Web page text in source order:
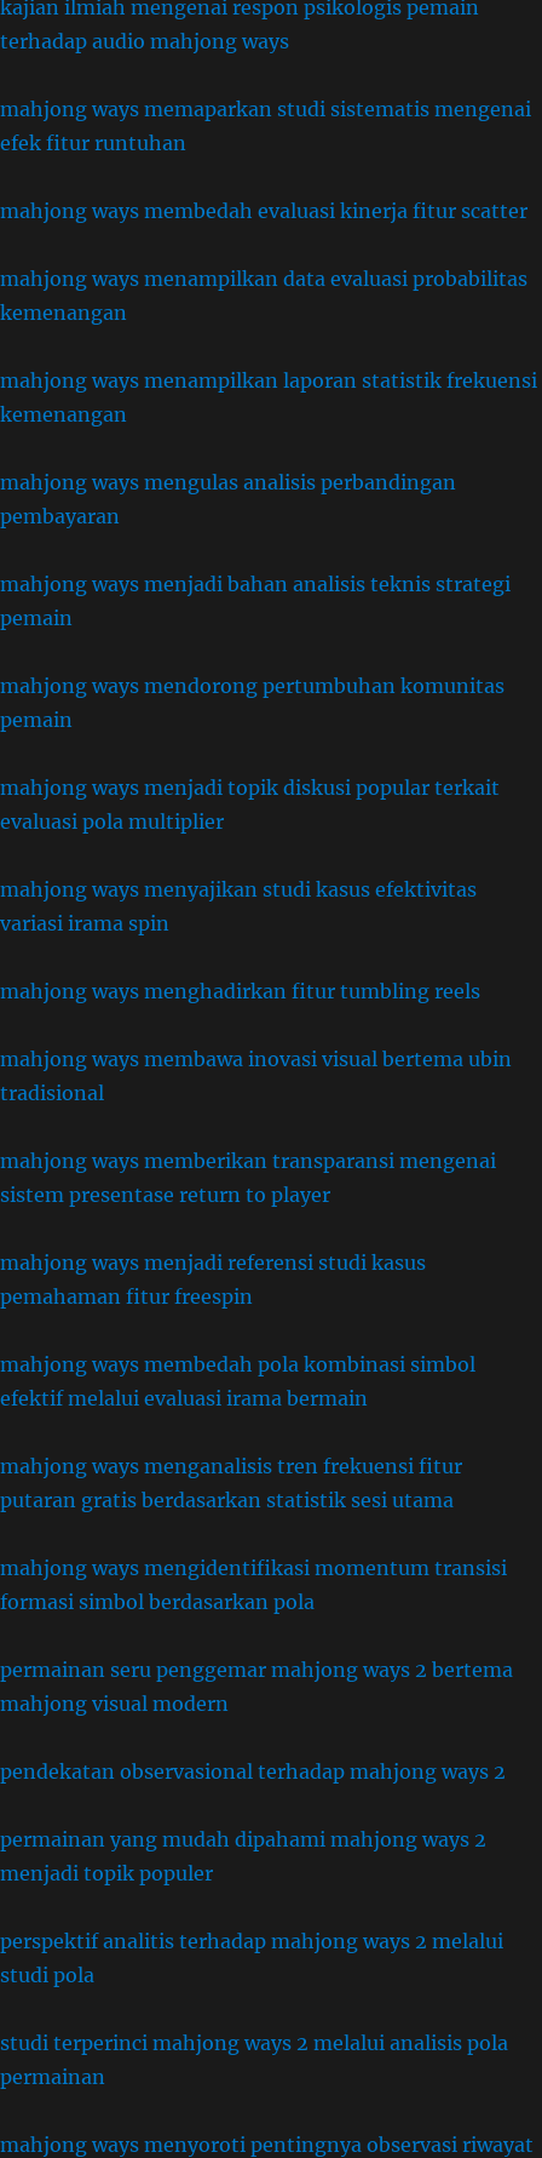
kajian ilmiah mengenai respon psikologis pemain
terhadap audio mahjong ways
mahjong ways memaparkan studi sistematis mengenai
efek fitur runtuhan
mahjong ways membedah evaluasi kinerja fitur scatter
mahjong ways menampilkan data evaluasi probabilitas
kemenangan
mahjong ways menampilkan laporan statistik frekuensi
kemenangan
mahjong ways mengulas analisis perbandingan
pembayaran
mahjong ways menjadi bahan analisis teknis strategi
pemain
mahjong ways mendorong pertumbuhan komunitas
pemain
mahjong ways menjadi topik diskusi popular terkait
evaluasi pola multiplier
mahjong ways menyajikan studi kasus efektivitas
variasi irama spin
mahjong ways menghadirkan fitur tumbling reels
mahjong ways membawa inovasi visual bertema ubin
tradisional
mahjong ways memberikan transparansi mengenai
sistem presentase return to player
mahjong ways menjadi referensi studi kasus
pemahaman fitur freespin
mahjong ways membedah pola kombinasi simbol
efektif melalui evaluasi irama bermain
mahjong ways menganalisis tren frekuensi fitur
putaran gratis berdasarkan statistik sesi utama
mahjong ways mengidentifikasi momentum transisi
formasi simbol berdasarkan pola
permainan seru penggemar mahjong ways 2 bertema
mahjong visual modern
pendekatan observasional terhadap mahjong ways 2
permainan yang mudah dipahami mahjong ways 2
menjadi topik populer
perspektif analitis terhadap mahjong ways 2 melalui
studi pola
studi terperinci mahjong ways 2 melalui analisis pola
permainan
mahjong ways menyoroti pentingnya observasi riwayat